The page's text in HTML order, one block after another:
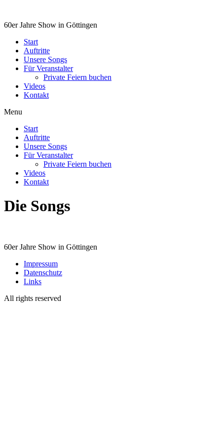
60er Jahre Show in Göttingen
Start
Auftritte
Unsere Songs
Für Veranstalter
Private Feiern buchen
Videos
Kontakt
Menu
Start
Auftritte
Unsere Songs
Für Veranstalter
Private Feiern buchen
Videos
Kontakt
Die Songs
60er Jahre Show in Göttingen
Impressum
Datenschutz
Links
All rights reserved